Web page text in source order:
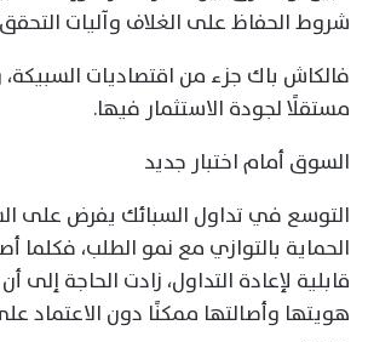
شروط الحفاظ على الغلاف وآليات
فالكاش باك جزء من اقتصاديات
مستقلًا لجودة الاستثمار فيها.
السوق أمام اختبار جديد
التوسع في تداول السبائك يفرض على
الحماية بالتوازي مع نمو الطلب، فكلما
قابلية لإعادة التداول، زادت الحاجة
هويتها وأصالتها ممكنًا دون الاعتماد